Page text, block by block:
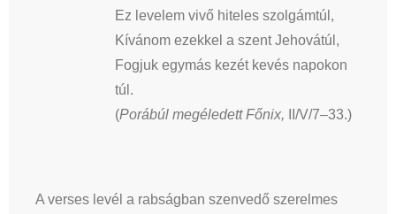
Ez levelem vivő hiteles szolgámtúl,
Kívánom ezekkel a szent Jehovátúl,
Fogjuk egymás kezét kevés napokon
túl.
(Porábúl megéledett Főnix, II/V/7–33.)
A verses levél a rabságban szenvedő szerelmes